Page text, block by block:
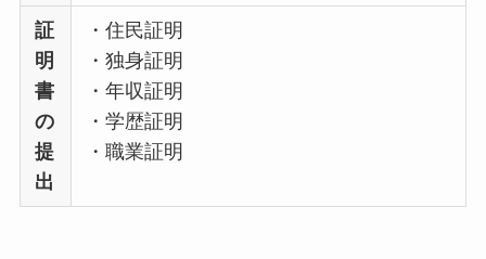
証
明
書
の
提
出
・住民証明
・独身証明
・年収証明
・学歴証明
・職業証明